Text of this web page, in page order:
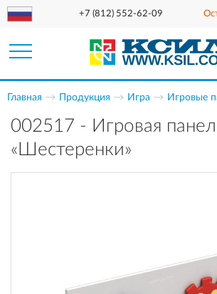
+7 (812) 552-62-09
Главная Продукция Игра Игровые
002517 - Игровая
«Шестеренки»